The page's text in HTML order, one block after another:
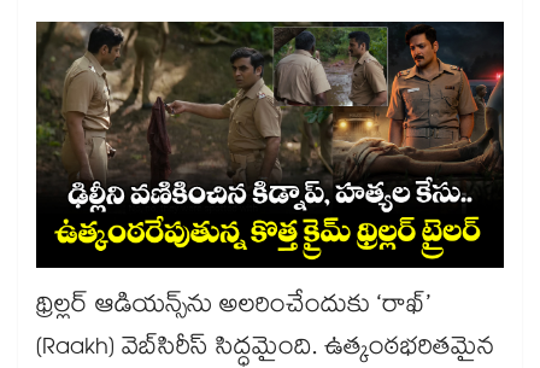
థ్రిల్లర్ ఆడియన్స్⁭ను అలరించేందుకు ‘రాఖ్’
(Raakh) వెబ్‌సిరీస్ సిద్ధమైంది. ఉత్కంఠభరితమైన